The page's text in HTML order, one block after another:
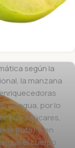
es una
pulpa puede
y jugosa, y
muy ácido,
según la
la manzana
es agua, por lo
Los azúcares,
la fruta) y, en
que el cuerpo